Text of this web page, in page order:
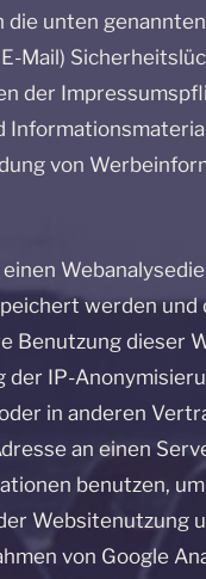
unten
Mail)
der
von
werden
dieser
IP-
in anderen
an einen
benutzen,
von Google